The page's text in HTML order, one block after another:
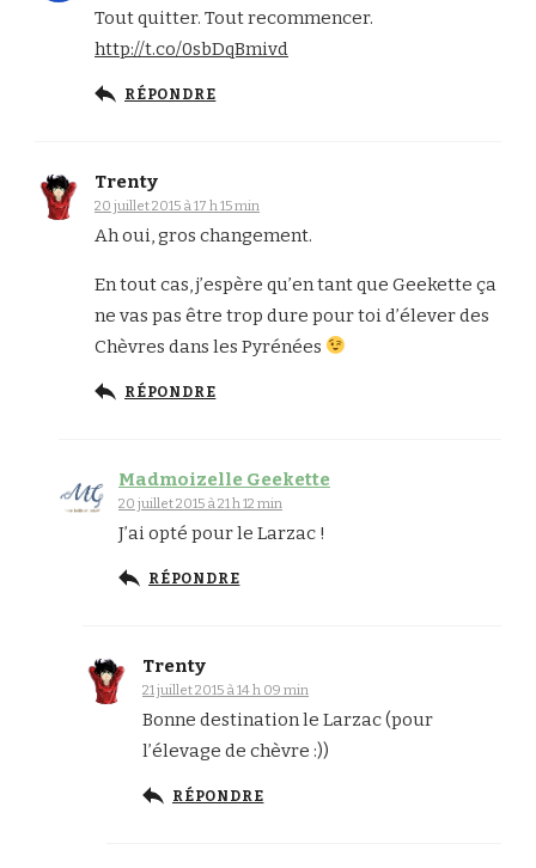
Tout quitter. Tout recommencer.
http://t.co/0sbDqBmivd
RÉPONDRE
Trenty
20 juillet 2015 à 17 h 15 min
Ah oui, gros changement.
En tout cas, j’espère qu’en tant que Geekette ça
ne vas pas être trop dure pour toi d’élever des
Chèvres dans les Pyrénées
RÉPONDRE
Madmoizelle Geekette
20 juillet 2015 à 21 h 12 min
J’ai opté pour le Larzac !
RÉPONDRE
Trenty
21 juillet 2015 à 14 h 09 min
Bonne destination le Larzac (pour
l’élevage de chèvre :))
RÉPONDRE